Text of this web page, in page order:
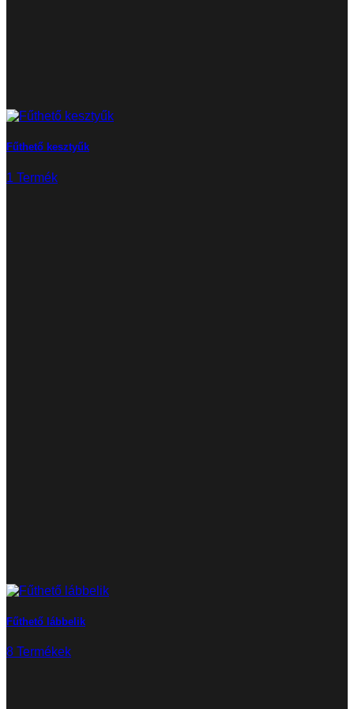
Fűthető kesztyűk
1 Termék
Fűthető lábbelik
8 Termékek